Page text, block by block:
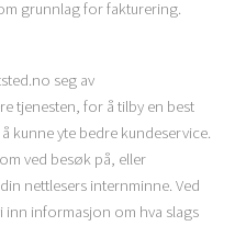
grunnlag for fakturering.
seg av
tjenesten, for å tilby en best
kunne yte bedre kundeservice.
ved besøk på, eller
nettlesers internminne. Ved
inn informasjon om hva slags